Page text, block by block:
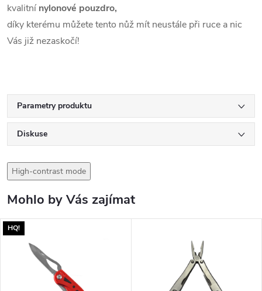
kvalitní nylonové pouzdro,
díky kterému můžete tento nůž mít neustále při ruce a nic
Vás již nezaskočí!
Parametry produktu
Diskuse
High-contrast mode
Mohlo by Vás zajímat
HQ!